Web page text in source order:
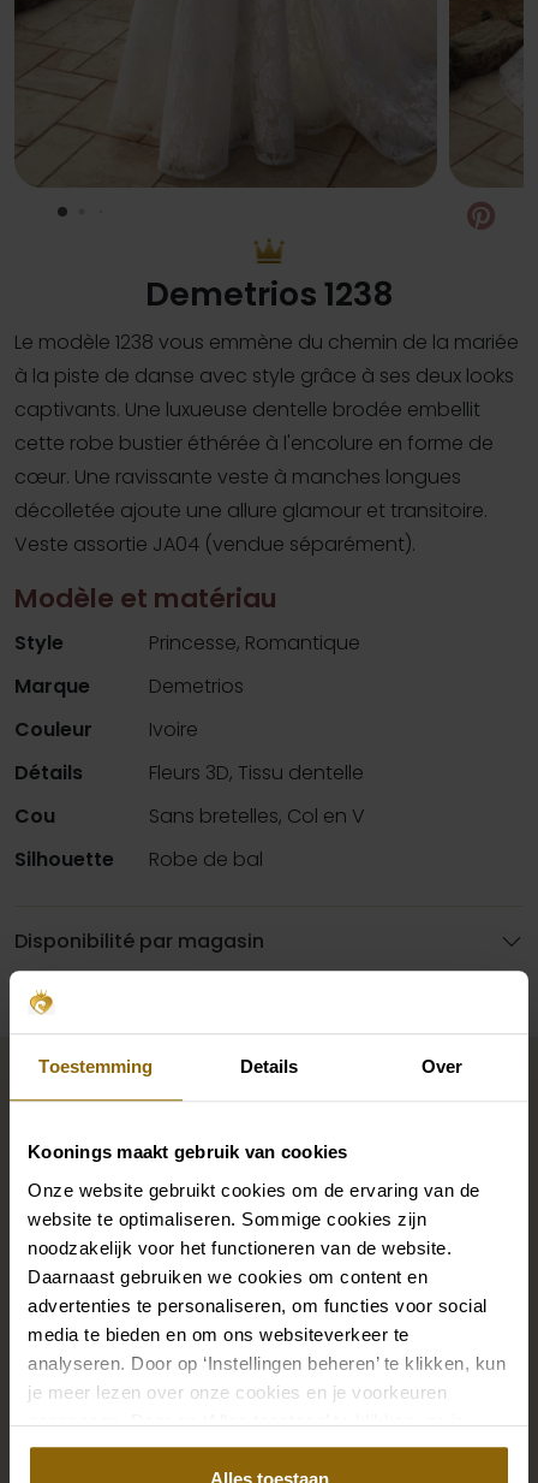
Toestemming Details Over
Koonings maakt gebruik van cookies
Onze website gebruikt cookies om de ervaring van de
website te optimaliseren. Sommige cookies zijn
noodzakelijk voor het functioneren van de website.
Daarnaast gebruiken we cookies om content en
advertenties te personaliseren, om functies voor social
media te bieden en om ons websiteverkeer te
analyseren. Door op ‘Instellingen beheren’ te klikken, kun
je meer lezen over onze cookies en je voorkeuren
aanpassen. Door op ‘Alles toestaan’ te klikken, ga je
akkoord met het gebruik van alle cookies.
Demetrios 1238
Le modèle 1238 vous emmène du chemin de la mariée
à la piste de danse avec style grâce à ses deux looks
captivants. Une luxueuse dentelle brodée embellit
cette robe bustier éthérée à l'encolure en forme de
cœur. Une ravissante veste à manches longues
décolletée ajoute une allure glamour et transitoire.
Veste assortie JA04 (vendue séparément).
Modèle et matériau
Style
Princesse, Romantique
Marque
Demetrios
Couleur
Ivoire
Détails
Fleurs 3D, Tissu dentelle
Cou
Sans bretelles, Col en V
Silhouette
Robe de bal
Disponibilité par magasin
Complétez votre look de
mariée
Des chaussures de mariage parfaites sous votre robe
de mariée, mais aussi des colliers, des bracelets et des
boucles d'oreilles assortis à votre robe de mariée ou
un beau voile, un bandeau ou une épingle à cheveux
pour votre coiffure de mariée : votre look de mariée
n'est complet que s'il est assorti à des accessoires.
Grâce à notre vaste boutique d'accessoires pour les
mariés, vous trouverez l'accessoire parfait pour votre